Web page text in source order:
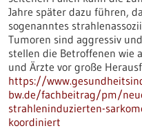
Jahre später dazu führen,
sogenanntes
Tumoren sind aggressiv
stellen die Betroffenen wie
und Ärzte vor große
https://
bw.de/fachbeitrag/pm/
strahleninduzierten-
koordiniert